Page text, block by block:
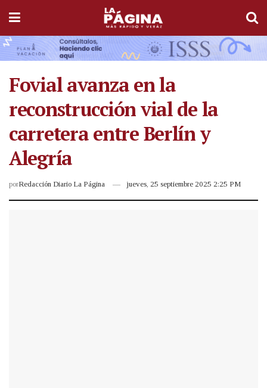
Fovial avanza en la
reconstrucción vial de la
carretera entre Berlín y
Alegría
porRedacción Diario La Página jueves, 25 septiembre 2025 2:25 PM